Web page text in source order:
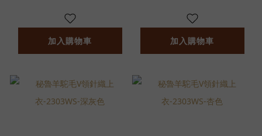
加入購物車 加入購物車